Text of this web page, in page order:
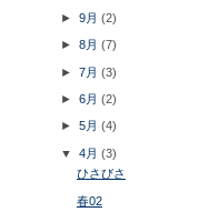
►9月(2)
►8月(7)
►7月(3)
►6月(2)
►5月(4)
▼4月(3)
ひさびさ
春02